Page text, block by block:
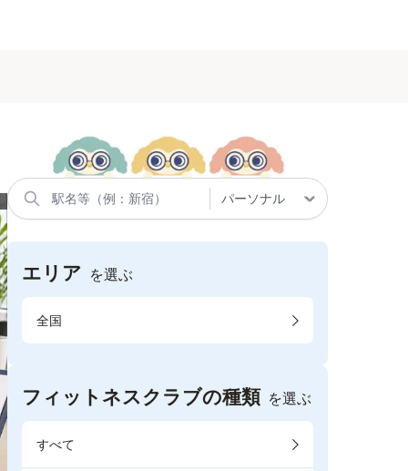
エリア を選ぶ
全国
フィットネスクラブの種類 を選ぶ
すべて